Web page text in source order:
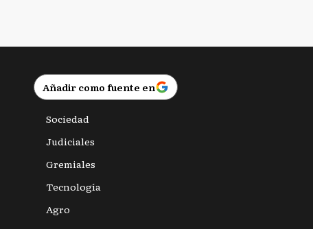
Añadir como fuente en
Sociedad
Judiciales
Gremiales
Tecnología
Agro